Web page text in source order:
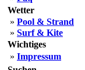
Wetter
» Pool & Strand
» Surf & Kite
Wichtiges
» Impressum